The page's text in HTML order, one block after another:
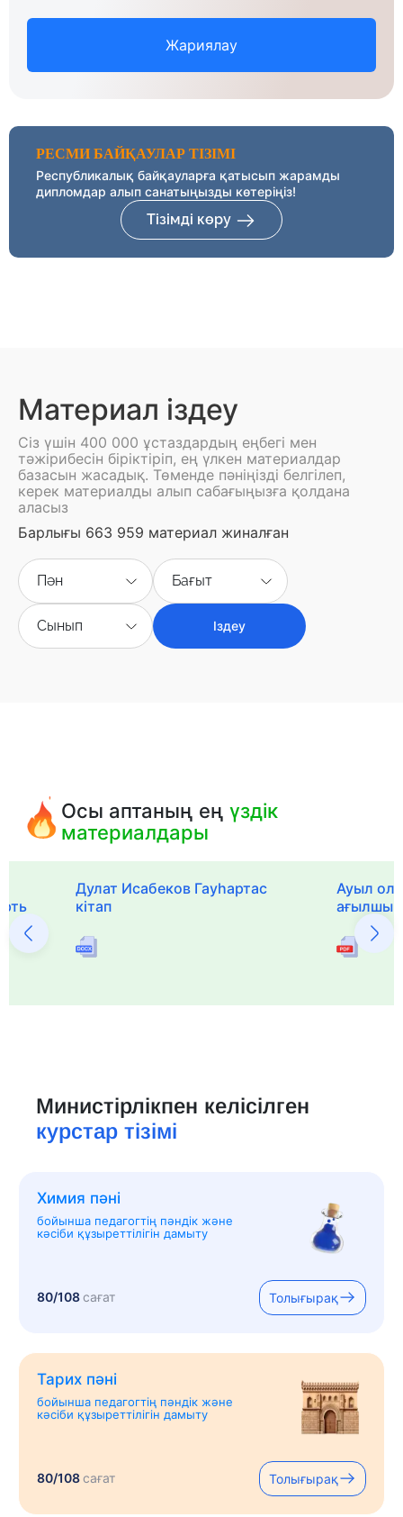
Жариялау
РЕСМИ БАЙҚАУЛАР ТІЗІМІ
Республикалық байқауларға қатысып жарамды
дипломдар алып санатыңызды көтеріңіз!
Тізімді көру
Материал іздеу
Сіз үшін 400 000 ұстаздардың еңбегі мен
тәжірибесін біріктіріп, ең үлкен материалдар
базасын жасадық. Төменде пәніңізді белгілеп,
керек материалды алып сабағыңызға қолдана
аласыз
Барлығы 663 959 материал жиналған
Пән Бағыт
Сынып Іздеу
Осы аптаның еңүздік
материалдары
Дулат Исабеков Гауһартас
кітап
Ауыл
ағылшын
Министірлікпен келісілген
курстар тізімі
Химия пәні
бойынша педагогтің пәндік және
кәсіби құзыреттілігін дамыту
80/108сағат Толығырақ
Тарих пәні
бойынша педагогтің пәндік және
кәсіби құзыреттілігін дамыту
80/108сағат Толығырақ